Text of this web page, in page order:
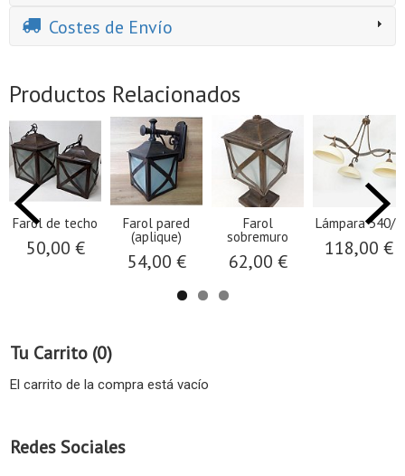
Tu Carrito (0)
El carrito de la compra está vacío
Redes Sociales
Costes de Envío
Productos Relacionados
Farol de techo
50,00 €
Farol pared
(aplique)
54,00 €
Farol
sobremuro
62,00 €
Lámpara 340/3
118,00 €